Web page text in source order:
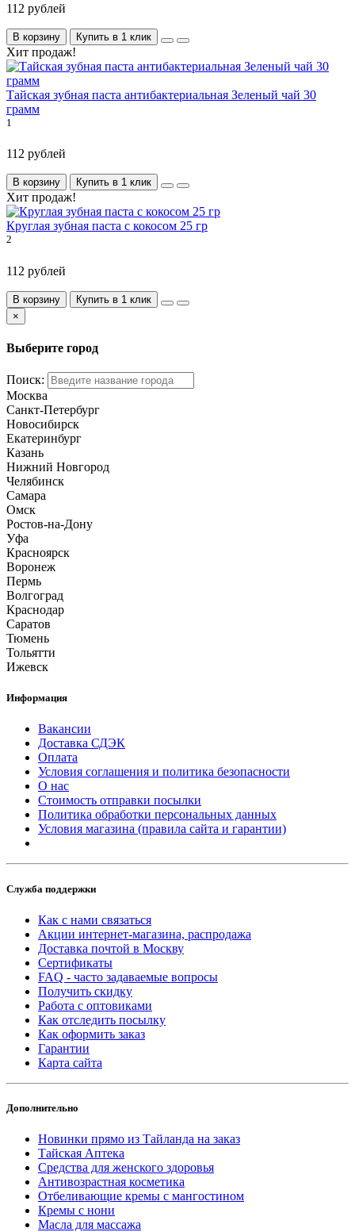
112 рублей
В корзину Купить в 1 клик
Хит продаж!
Тайская зубная паста антибактериальная Зеленый чай 30
грамм
1
112 рублей
В корзину Купить в 1 клик
Хит продаж!
Круглая зубная паста с кокосом 25 гр
2
112 рублей
В корзину
Купить в 1 клик
×
Выберите город
Поиск:
Москва
Санкт-Петербург
Новосибирск
Екатеринбург
Казань
Нижний Новгород
Челябинск
Самара
Омск
Ростов-на-Дону
Уфа
Красноярск
Воронеж
Пермь
Волгоград
Краснодар
Саратов
Тюмень
Тольятти
Ижевск
Информация
Вакансии
Доставка СДЭК
Оплата
Условия соглашения и политика безопасности
О нас
Стоимость отправки посылки
Политика обработки персональных данных
Условия магазина (правила сайта и гарантии)
Служба поддержки
Как с нами связаться
Акции интернет-магазина, распродажа
Доставка почтой в Москву
Сертификаты
FAQ - часто задаваемые вопросы
Получить скидку
Работа с оптовиками
Как отследить посылку
Как оформить заказ
Гарантии
Карта сайта
Дополнительно
Новинки прямо из Тайланда на заказ
Тайская Аптека
Средства для женского здоровья
Антивозрастная косметика
Отбеливающие кремы с мангостином
Кремы с нони
Масла для массажа